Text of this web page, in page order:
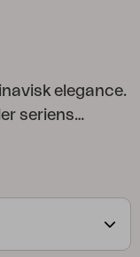
elegance.
seriens
kroppens